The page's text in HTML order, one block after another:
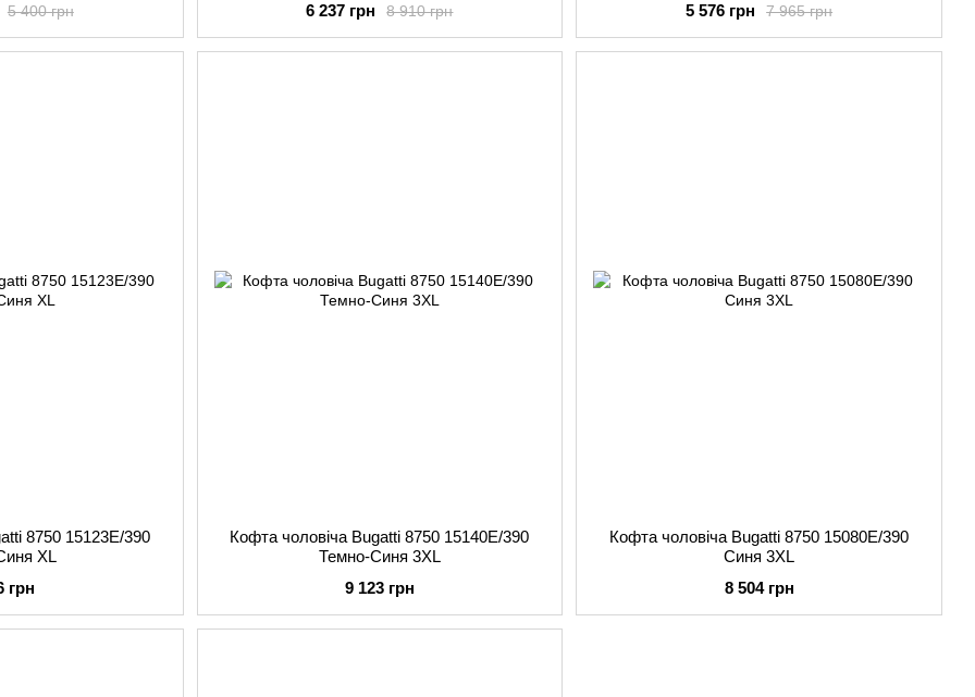
5 400 грн 8 910 грн
6 237 грн 7 965 грн
5 576 грн
8750 15123E/390
XL
грн
Кофта чоловіча Bugatti 8750 15140E/390
Темно-Синя 3XL
9 123 грн
Кофта чоловіча Bugatti 8750 15080E/390
Синя 3XL
8 504 грн